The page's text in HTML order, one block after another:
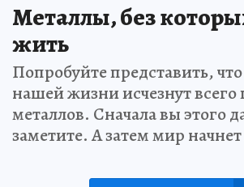
Металлы, без
жить
Попробуйте представить,
нашей жизни исчезнут всего
металлов. Сначала вы этого
заметите. А затем мир